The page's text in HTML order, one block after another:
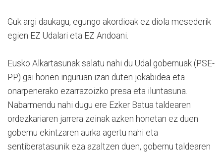
Guk argi daukagu, egungo akordioak ez diola mesederik
egien EZ Udalari eta EZ Andoani.
Eusko Alkartasunak salatu nahi du Udal gobernuak (PSE-
PP) gai honen inguruan izan duten jokabidea eta
onarpenerako ezarrazoizko presa eta iluntasuna.
Nabarmendu nahi dugu ere Ezker Batua taldearen
ordezkariaren jarrera zeinak azken honetan ez duen
gobernu ekintzaren aurka agertu nahi eta
sentiberatasunik eza azaltzen duen, gobernu taldearen